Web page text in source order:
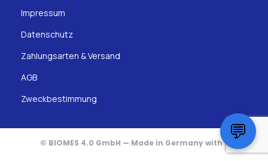
Impressum
Datenschutz
Zahlungsarten & Versand
AGB
Zweckbestimmung
© BIOMES 4.0 GmbH — Made in Germany with ♥ 💬